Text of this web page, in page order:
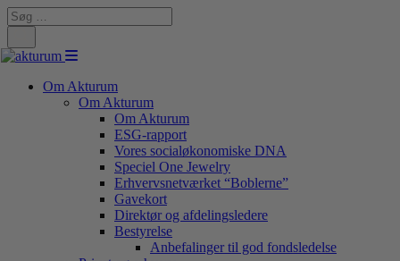
Search
for:
Om Akturum
Om Akturum
Om Akturum
ESG-rapport
Vores socialøkonomiske DNA
Speciel One Jewelry
Erhvervsnetværket “Boblerne”
Gavekort
Direktør og afdelingsledere
Bestyrelse
Anbefalinger til god fondsledelse